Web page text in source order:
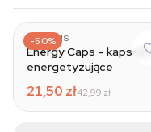
-50%
AZARIUS
Energy Caps – kapsułki
energetyzujące
21,50 zł42,99 zł